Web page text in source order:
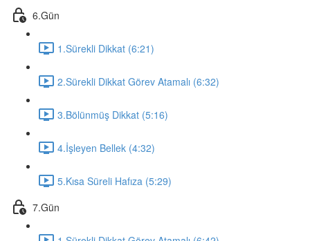
6.Gün
1.Sürekli Dikkat (6:21)
2.Sürekli Dikkat Görev Atamalı (6:32)
3.Bölünmüş Dikkat (5:16)
4.İşleyen Bellek (4:32)
5.Kısa Süreli Hafıza (5:29)
7.Gün